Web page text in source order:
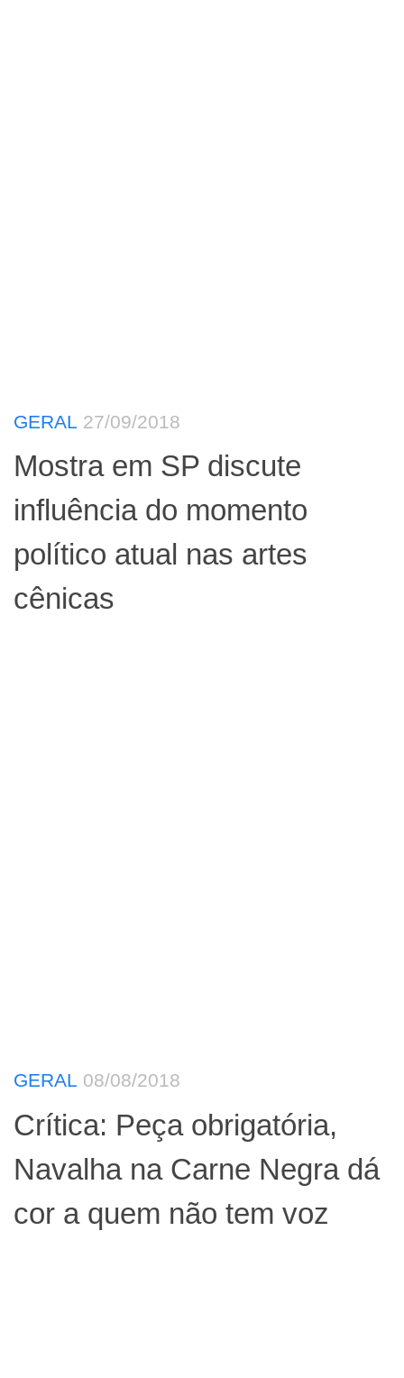
GERAL 27/09/2018
Mostra em SP discute
influência do momento
político atual nas artes
cênicas
GERAL 08/08/2018
Crítica: Peça obrigatória,
Navalha na Carne Negra dá
cor a quem não tem voz